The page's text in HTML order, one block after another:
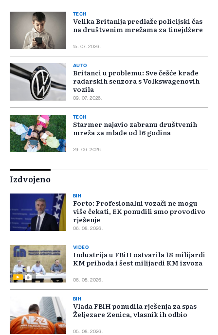
TECH
Velika Britanija predlaže policijski čas
na društvenim mrežama za tinejdžere
15. 07. 2026.
AUTO
Britanci u problemu: Sve češće krađe
radarskih senzora s Volkswagenovih
vozila
09. 07. 2026.
TECH
Starmer najavio zabranu društvenih
mreža za mlađe od 16 godina
29. 06. 2026.
Izdvojeno
BIH
Forto: Profesionalni vozači ne mogu
više čekati, EK ponudili smo provodivo
rješenje
06. 08. 2026.
VIDEO
Industrija u FBiH ostvarila 18 milijardi
KM prihoda i šest milijardi KM izvoza
06. 08. 2026.
BIH
Vlada FBiH ponudila rješenja za spas
Željezare Zenica, vlasnik ih odbio
05. 08. 2026.